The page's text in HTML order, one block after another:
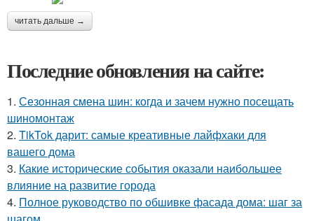
читать дальше →
Последние обновления на сайте:
1. Сезонная смена шин: когда и зачем нужно посещать
шиномонтаж
2. TikTok дарит: самые креативные лайфхаки для
вашего дома
3. Какие исторические события оказали наибольшее
влияние на развитие города
4. Полное руководство по обшивке фасада дома: шаг за